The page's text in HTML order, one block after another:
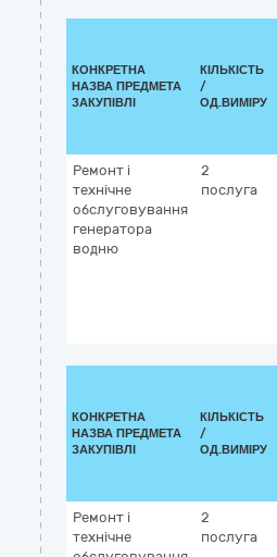
КОНКРЕТНА
НАЗВА ПРЕДМЕТА
ЗАКУПІВЛІ
КІЛЬКІСТЬ
/
ОД.ВИМІРУ
Ремонт і
технічне
обслуговування
генератора
водню
2
послуга
КОНКРЕТНА
НАЗВА ПРЕДМЕТА
ЗАКУПІВЛІ
КІЛЬКІСТЬ
/
ОД.ВИМІРУ
Ремонт і
технічне
2
послуга